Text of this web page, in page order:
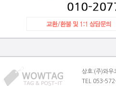
상호:(주)와우
TEL 053-